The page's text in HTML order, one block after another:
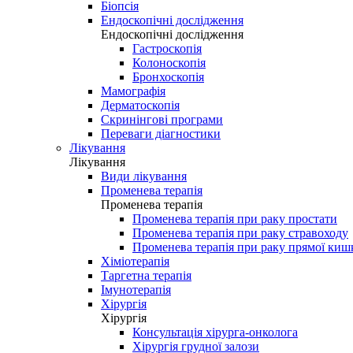
Біопсія
Ендоскопічні дослідження
Ендоскопічні дослідження
Гастроскопія
Колоноскопія
Бронхоскопія
Мамографія
Дерматоскопія
Скринінгові програми
Переваги діагностики
Лікування
Лікування
Види лікування
Променева терапія
Променева терапія
Променева терапія при раку простати
Променева терапія при раку стравоходу
Променева терапія при раку прямої
Хіміотерапія
Таргетна терапія
Імунотерапія
Хірургія
Хірургія
Консультація хірурга-онколога
Хірургія грудної залози